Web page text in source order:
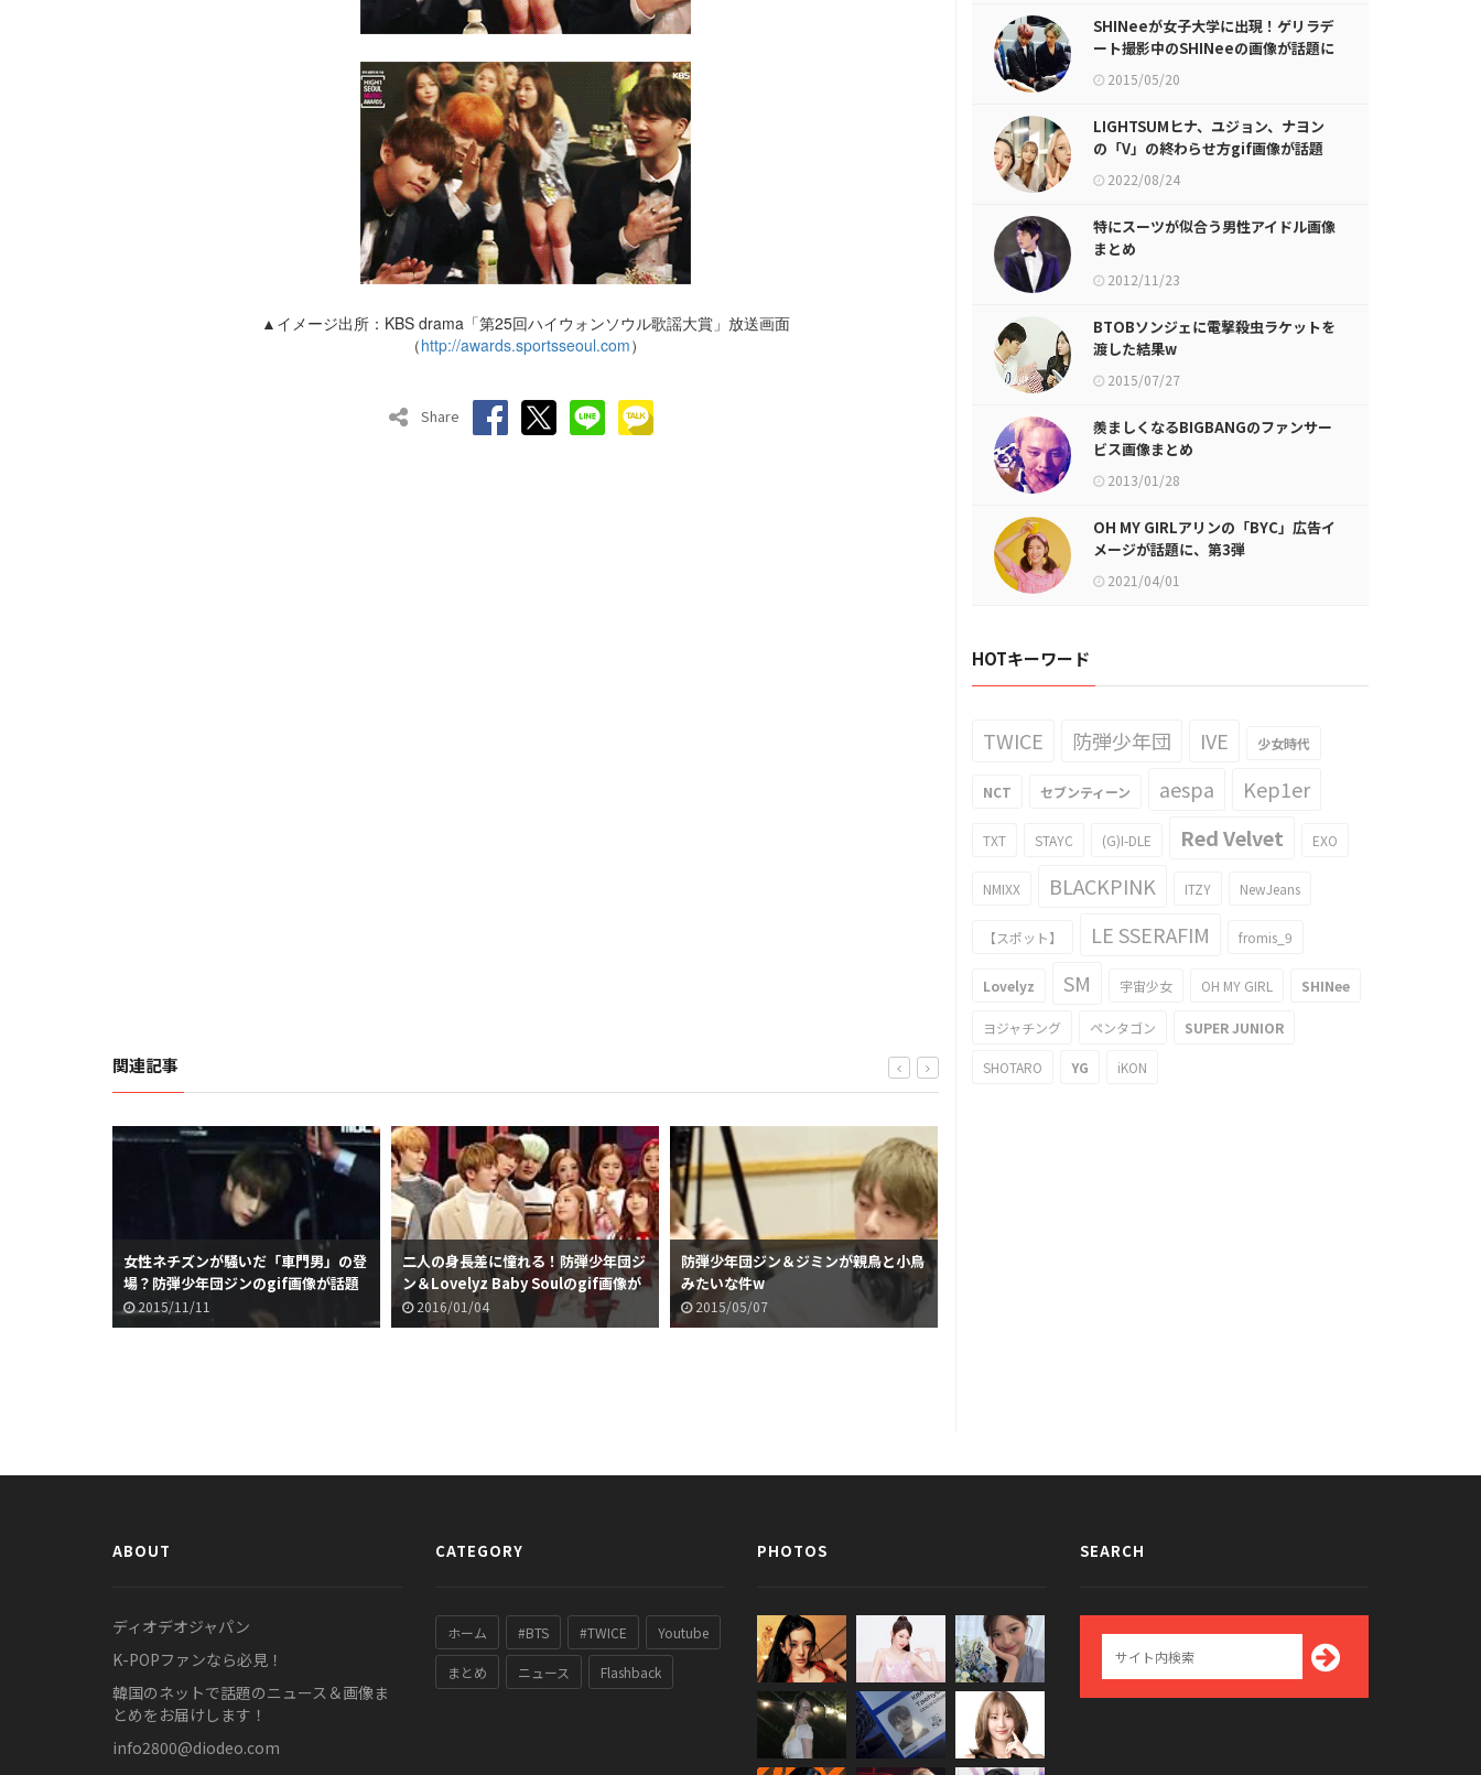
▲イメージ出所：KBS drama「第25回ハイウォンソウル歌謡大賞」放送画面
（http://awards.sportsseoul.com）
Share
関連記事
女性ネチズンが騒いだ「車門男」の登
場？防弾少年団ジンのgif画像が話題
に2015/11/11
二人の身長差に憧れる！防弾少年団ジ
ン＆Lovelyz Baby Soulのgif画像が
話題に
2016/01/04
防弾少年団ジン＆ジミンが親鳥と小鳥
みたいな件w
2015/05/07
SHINeeが女子大学に出現！ゲリラデ
ート撮影中のSHINeeの画像が話題に
2015/05/20
LIGHTSUMヒナ、ユジョン、ナヨン
の「V」の終わらせ方gif画像が話題
に 2022/08/24
特にスーツが似合う男性アイドル画像
まとめ
2012/11/23
BTOBソンジェに電撃殺虫ラケットを
渡した結果w
2015/07/27
羨ましくなるBIGBANGのファンサー
ビス画像まとめ
2013/01/28
OH MY GIRLアリンの「BYC」広告イ
メージが話題に、第3弾
2021/04/01
HOTキーワード
TWICE 防弾少年団 IVE 少女時代
NCT セブンティーン aespa Kep1er
TXT STAYC (G)I-DLE Red Velvet EXO
NMIXX BLACKPINK ITZY NewJeans
【スポット】 LE SSERAFIM fromis_9
Lovelyz SM 宇宙少女 OH MY GIRL SHINee
ヨジャチング ペンタゴン SUPER JUNIOR
SHOTARO YG iKON
ABOUT
ディオデオジャパン
K-POPファンなら必見！
韓国のネットで話題のニュース＆画像ま
とめをお届けします！
info2800@diodeo.com
CATEGORY
ホーム #BTS #TWICE Youtube
まとめ ニュース Flashback
PHOTOS SEARCH